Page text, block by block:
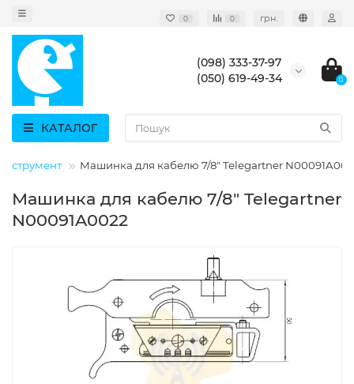
0 0 грн.
(098) 333-37-97
(050) 619-49-34
0
КАТАЛОГ
Інструмент Машинка для кабелю 7/8" Telegartner
Машинка для кабелю 7/8" Telegartner
N00091A0022